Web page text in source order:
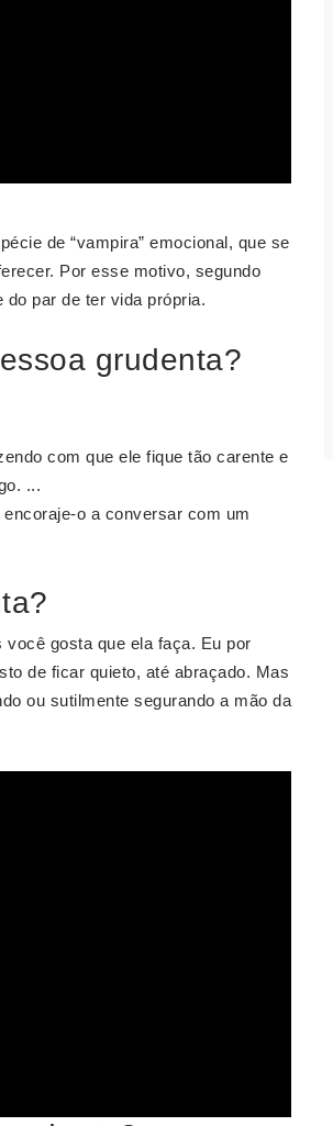
de “vampira” emocional, que se
Por esse motivo, segundo
par de ter vida própria.
grudenta?
com que ele fique tão carente e
...
o a conversar com um
gosta que ela faça. Eu por
de ficar quieto, até abraçado. Mas
ou sutilmente segurando a mão da